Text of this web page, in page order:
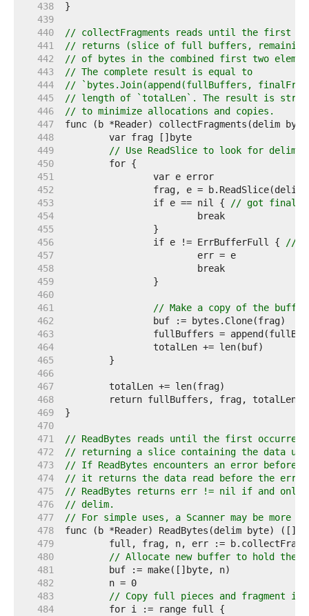
   438
   439
   440
// collectFragments reads until the first
   441
// returns (slice of full buffers, remaining
   442
// of bytes in the combined first two
   443
// The complete result is equal to
   444
// `bytes.Join(append(fullBuffers,
   445
// length of `totalLen`. The result is
   446
// to minimize allocations and copies.
   447
   448
   449
// Use ReadSlice to look for
   450
   451
   452
   453
		if e == nil {
// got final
   454
   455
   456
		if e != ErrBufferFull {
//
   457
   458
   459
   460
   461
// Make a copy of the
   462
   463
   464
   465
   466
   467
   468
   469
   470
   471
// ReadBytes reads until the first
   472
// returning a slice containing the data
   473
// If ReadBytes encounters an error
   474
// it returns the data read before the
   475
// ReadBytes returns err != nil if and only
   476
// delim.
   477
// For simple uses, a Scanner may be more
   478
   479
   480
// Allocate new buffer to hold the
   481
   482
   483
// Copy full pieces and fragment in.
   484